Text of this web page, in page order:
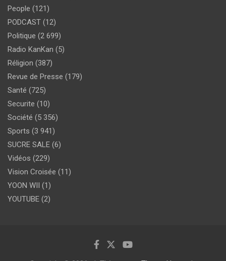
People (121)
PODCAST (12)
Politique (2 699)
Radio KanKan (5)
Réligion (387)
Revue de Presse (179)
Santé (725)
Securite (10)
Société (5 356)
Sports (3 941)
SUCRE SALE (6)
Vidéos (229)
Vision Croisée (11)
YOON WII (1)
YOUTUBE (2)